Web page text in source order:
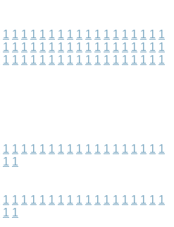
1 1 1 1 1 1 1 1 1 1 1 1 1 1 1 1 1 1
1 1 1 1 1 1 1 1 1 1 1 1 1 1 1 1 1 1
1 1 1 1 1 1 1 1 1 1 1 1 1 1 1 1 1 1
1 1 1 1 1 1 1 1 1 1 1 1 1 1 1 1 1 1
1 1
1 1 1 1 1 1 1 1 1 1 1 1 1 1 1 1 1 1
1 1